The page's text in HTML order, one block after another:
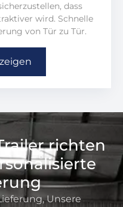
dass
wird. Schnelle
von Tür zu Tür.
richten
Unsere